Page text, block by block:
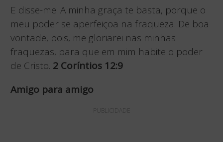
E disse-me: A minha graça te basta, porque o
meu poder se aperfeiçoa na fraqueza. De boa
vontade, pois, me gloriarei nas minhas
fraquezas, para que em mim habite o poder
de Cristo. 2 Coríntios 12:9
Amigo para amigo
PUBLICIDADE